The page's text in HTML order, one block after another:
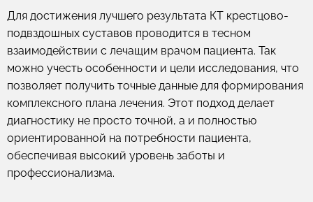
Для достижения лучшего результата КТ крестцово-
подвздошных суставов проводится в тесном
взаимодействии с лечащим врачом пациента. Так
можно учесть особенности и цели исследования, что
позволяет получить точные данные для формирования
комплексного плана лечения. Этот подход делает
диагностику не просто точной, а и полностью
ориентированной на потребности пациента,
обеспечивая высокий уровень заботы и
профессионализма.